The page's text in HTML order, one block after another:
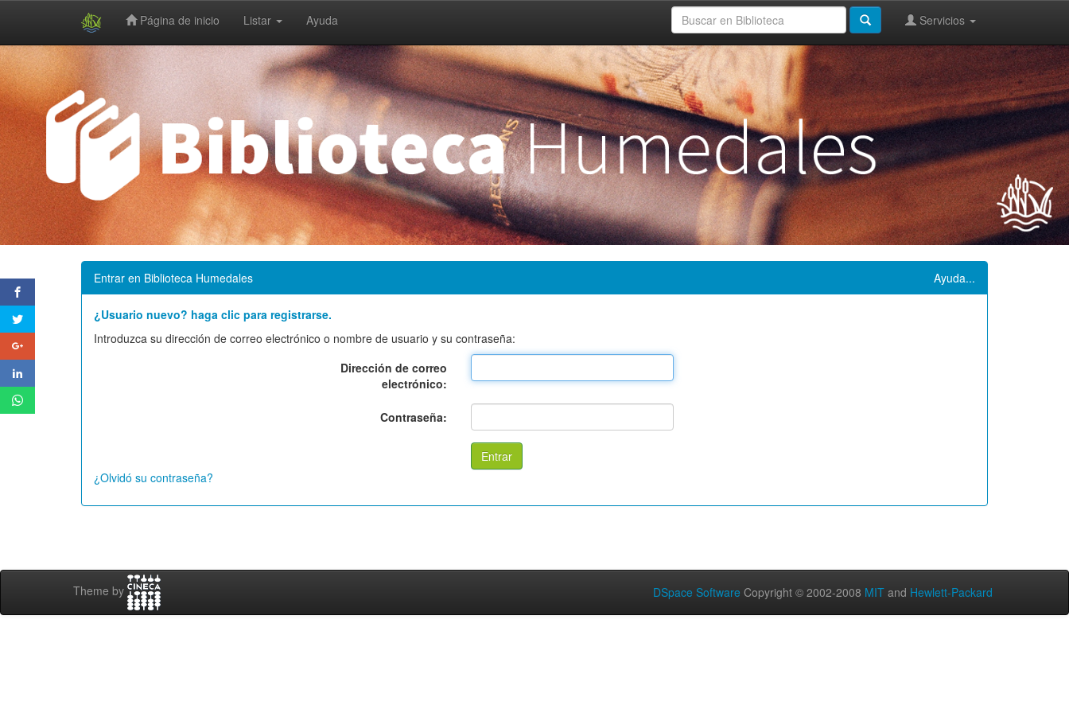
Página de inicio Listar Ayuda Servicios
Entrar en Biblioteca Humedales Ayuda...
¿Usuario nuevo? haga clic para registrarse.
Introduzca su dirección de correo electrónico o nombre de usuario y su contraseña:
Dirección de correo
electrónico:
Contraseña:
¿Olvidó su contraseña?
Theme by DSpace Software Copyright © 2002-2008 MIT and Hewlett-Packard